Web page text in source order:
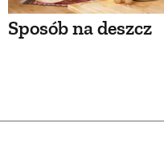
Sposób na deszcz